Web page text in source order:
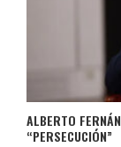
ALBERTO
“PERSECUCIÓN”